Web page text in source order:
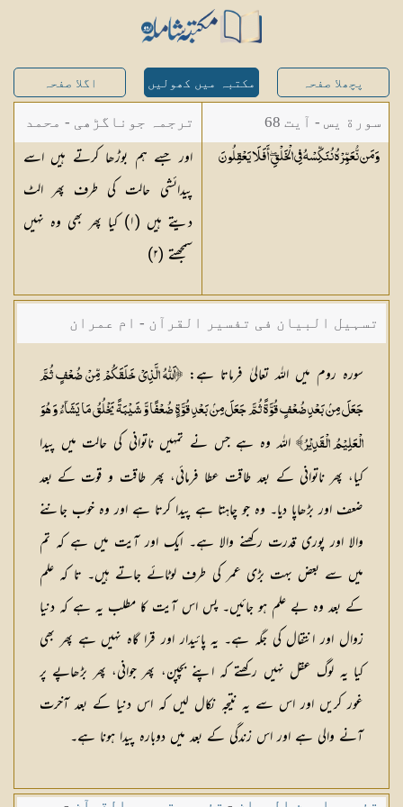
پچھلا صفحہ مکتبہ میں کھولیں اگلا صفحہ
سورة يس - آیت 68
وَمَن نُّعَمِّرْهُ نُنَكِّسْهُ فِي الْخَلْقِ ۖ أَفَلَايَعْقِلُونَ
ترجمہ جوناگڑھی - محمد
جونا گڑھی
اور جسے ہم بوڑھا کرتے ہیں اسے
پیدائشی حالت کی طرف پھر الٹ
دیتے ہیں (١) کیا پھر بھی وہ نہیں
سمجھتے (٢)
تسہیل البیان فی تفسیر القرآن - ام عمران
شکیلہ بنت میاں فضل حسین
سورہ روم میں اللہ تعالیٰ فرماتا ہے: ﴿اَللّٰهُ الَّذِيْ خَلَقَكُمْ مِّنْ ضُعْفٍ ثُمَّ
جَعَلَ مِنۢ بَعْدِ ضُعْفٍ قُوَّةً ثُمَّ جَعَلَ مِنۢ بَعْدِ قُوَّةٍ ضُعْفًا وَّ شَيْبَةً يَخْلُقُ مَا يَشَآءُ وَ هُوَ
الْعَلِيْمُ الْقَدِيْرُ﴾اللہ وہ ہے جس نے تمہیں ناتوانی کی حالت میں پیدا
کیا، پھر ناتوانی کے بعد طاقت عطا فرمائی، پھر طاقت و قوت کے بعد
ضعف اور بڑھاپا دیا۔ وہ جو چاہتا ہے پیدا کرتا ہے اور وہ خوب جاننے
والا اور پوری قدرت رکھنے والا ہے۔ ایک اور آیت میں ہے کہ تم
میں سے بعض بہت بڑی عمر کی طرف لوٹائے جاتے ہیں۔ تا کہ علم
کے بعد وہ بے علم ہو جائیں۔ پس اس آیت کا مطلب یہ ہے کہ دنیا
زوال اور انتقال کی جگہ ہے۔ یہ پائیدار اور قرا گاہ نہیں ہے پھر بھی
کیا یہ لوگ عقل نہیں رکھتے کہ اپنے بچپن، پھر جوانی، پھر بڑھاپے پر
غور کریں اور اس سے یہ نتیجہ نکال لیں کہ اس دنیا کے بعد آخرت
آنے والی ہے اور اس زندگی کے بعد میں دوبارہ پیدا ہونا ہے۔